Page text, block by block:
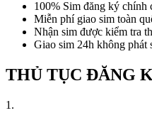
100% Sim đăng ký chính
Miễn phí giao sim toàn
Nhận sim được kiểm tra
Giao sim 24h không
THỦ TỤC ĐĂNG
1.